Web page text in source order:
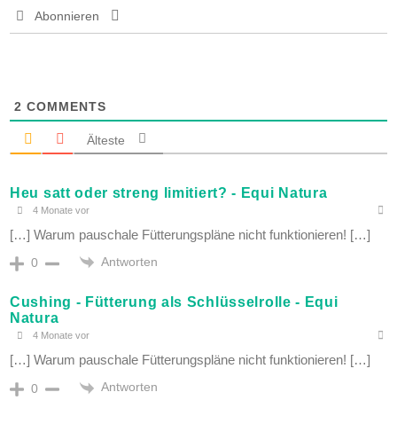
Abonnieren
2 COMMENTS
Älteste
Heu satt oder streng limitiert? - Equi Natura
4 Monate vor
[…] Warum pauschale Fütterungspläne nicht funktionieren! […]
0 Antworten
Cushing - Fütterung als Schlüsselrolle - Equi
Natura
4 Monate vor
[…] Warum pauschale Fütterungspläne nicht funktionieren! […]
0 Antworten